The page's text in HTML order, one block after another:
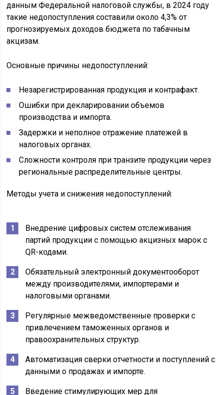
данным Федеральной налоговой службы, в 2024 году
такие недопоступления составили около 4,3% от
прогнозируемых доходов бюджета по табачным
акцизам.
Основные причины недопоступлений:
Незарегистрированная продукция и контрафакт.
Ошибки при декларировании объемов
производства и импорта.
Задержки и неполное отражение платежей в
налоговых органах.
Сложности контроля при транзите продукции через
региональные распределительные центры.
Методы учета и снижения недопоступлений:
Внедрение цифровых систем отслеживания
партий продукции с помощью акцизных марок с
QR-кодами.
Обязательный электронный документооборот
между производителями, импортерами и
налоговыми органами.
Регулярные межведомственные проверки с
привлечением таможенных органов и
правоохранительных структур.
Автоматизация сверки отчетности и поступлений с
данными о продажах и импорте.
Введение стимулирующих мер для